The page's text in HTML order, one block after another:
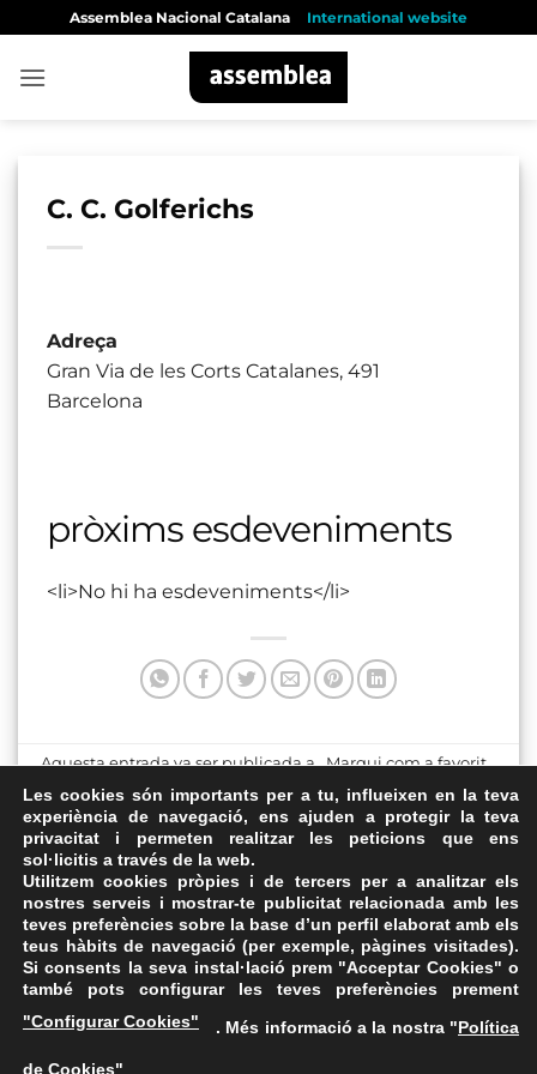
content
Assemblea Nacional Catalana International website
C. C. Golferichs
Adreça
Gran Via de les Corts Catalanes, 491
Barcelona
pròxims esdeveniments
<li>No hi ha esdeveniments</li>
Aquesta entrada va ser publicada a . Marqui com a favorit
Enllaç permanent
Sala d’Actes del Castell de
Pallejà
FAQs
Les cookies són importants per a tu, influeixen en la teva
experiència de navegació, ens ajuden a protegir la teva
privacitat i permeten realitzar les peticions que ens
sol·licitis a través de la web.
Utilitzem cookies pròpies i de tercers per a analitzar els
nostres serveis i mostrar-te publicitat relacionada amb les
teves preferències sobre la base d’un perfil elaborat amb els
teus hàbits de navegació (per exemple, pàgines visitades).
Si consents la seva instal·lació prem "Acceptar Cookies" o
també pots configurar les teves preferències prement
"Configurar Cookies"
. Més informació a la nostra "Política
de Cookies"